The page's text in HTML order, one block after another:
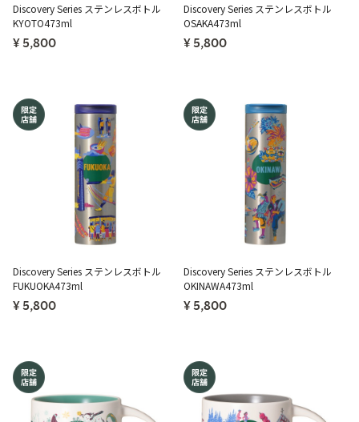
Discovery Series ステンレスボトル
KYOTO473ml
¥ 5,800
Discovery Series ステンレスボトル
OSAKA473ml
¥ 5,800
Discovery Series ステンレスボトル
FUKUOKA473ml
¥ 5,800
Discovery Series ステンレスボトル
OKINAWA473ml
¥ 5,800